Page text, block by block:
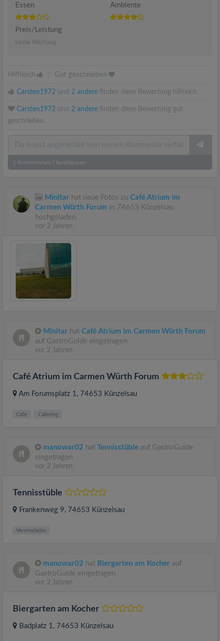
Essen Ambiente
Preis/Leistung
keine Wertung
Hilfreich Gut geschrieben
Carsten1972 und 2 andere finden diese Bewertung hilfreich.
Carsten1972 und 2 andere finden diese Bewertung gut
geschrieben.
1 Kommentare Ausklappen
Minitar hat neue Fotos zu Café Atrium im
Carmen Würth Forum in 74653 Künzelsau
hochgeladen.
vor 2 Jahren
Minitar hat Café Atrium im Carmen Würth Forum
auf GastroGuide eingetragen
vor 2 Jahren
Café Atrium im Carmen Würth Forum
Am Forumsplatz 1, 74653 Künzelsau
Cafe Catering
manowar02 hat Tennisstüble auf GastroGuide
eingetragen
vor 2 Jahren
Tennisstüble
Frankenweg 9, 74653 Künzelsau
Vereinsheim
manowar02 hat Biergarten am Kocher auf
GastroGuide eingetragen
vor 2 Jahren
Biergarten am Kocher
Badplatz 1, 74653 Künzelsau